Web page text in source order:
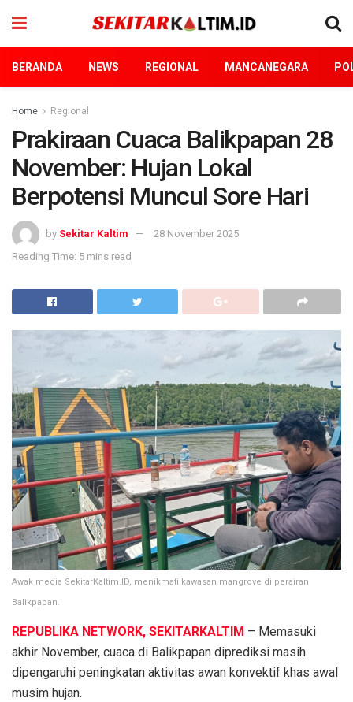
BERANDA NEWS REGIONAL MANCANEGARA
Home Regional
Prakiraan Cuaca Balikpapan 28
November: Hujan Lokal
Berpotensi Muncul Sore Hari
by Sekitar Kaltim
28 November 2025
Reading Time: 5 mins read
Awak media SekitarKaltim.ID, menikmati kawasan mangrove di perairan
Balikpapan.
REPUBLIKA NETWORK, SEKITARKALTIM – Memasuki
akhir November, cuaca di Balikpapan diprediksi masih
dipengaruhi peningkatan aktivitas awan konvektif khas awal
musim hujan.